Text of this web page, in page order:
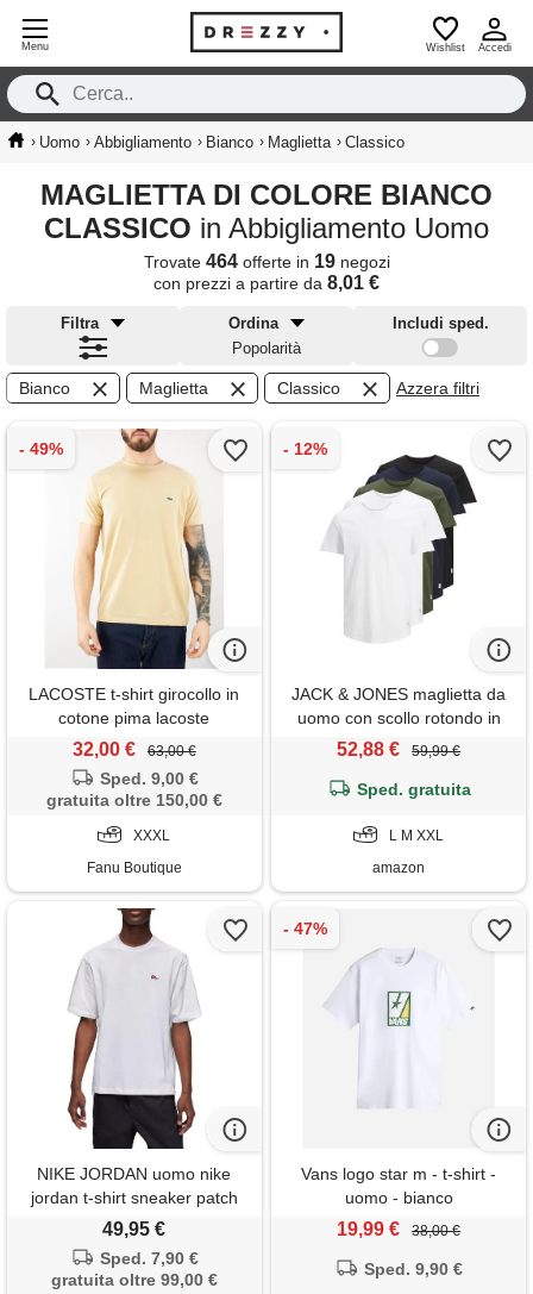
Menu Wishlist Accedi
› Uomo › Abbigliamento › Bianco › Maglietta › Classico
MAGLIETTA DI COLORE BIANCO
CLASSICO in Abbigliamento Uomo
Trovate 464offerte in 19negozi
con prezzi a partire da 8,01 €
Filtra
Ordina
Popolarità
Includi sped.
Bianco Maglietta Classico Azzera filtri
LACOSTE t-shirt girocollo in
cotone pima lacoste
32,00 € 63,00 €
Sped. 9,00 €
gratuita oltre 150,00 €
XXXL
Fanu Boutique
JACK & JONES maglietta da
uomo con scollo rotondo in
tinta unita, bianco/dettagli: 2
foresta, m
52,88 € 59,99 €
Sped. gratuita
L M XXL
amazon
NIKE JORDAN uomo nike
jordan t-shirt sneaker patch
49,95 €
Sped. 7,90 €
gratuita oltre 99,00 €
Vans logo star m - t-shirt -
uomo - bianco
19,99 € 38,00 €
Sped. 9,90 €